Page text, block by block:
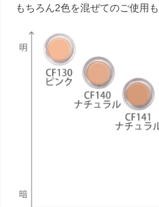
もちろん2色を混ぜてのご使用も